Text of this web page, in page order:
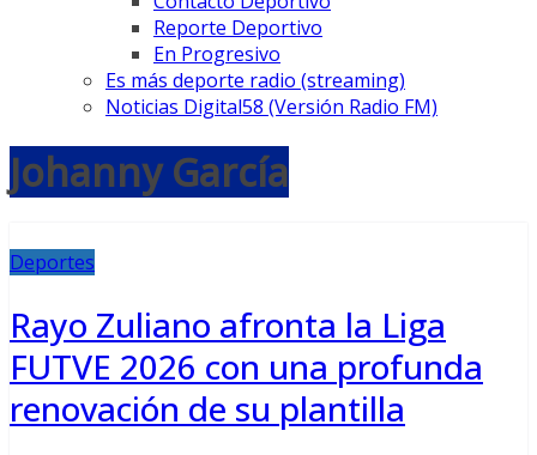
Reporte Deportivo
En Progresivo
Es más deporte radio (streaming)
Noticias Digital58 (Versión Radio FM)
Johanny García
Deportes
Rayo Zuliano afronta la Liga
FUTVE 2026 con una profunda
renovación de su plantilla